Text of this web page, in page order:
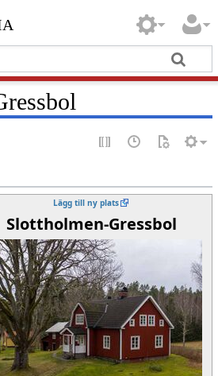
Lägg till ny plats
Slottholmen-Gressbol